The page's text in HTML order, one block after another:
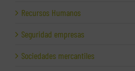
Recursos Humanos
Seguridad empresas
Sociedades mercantiles